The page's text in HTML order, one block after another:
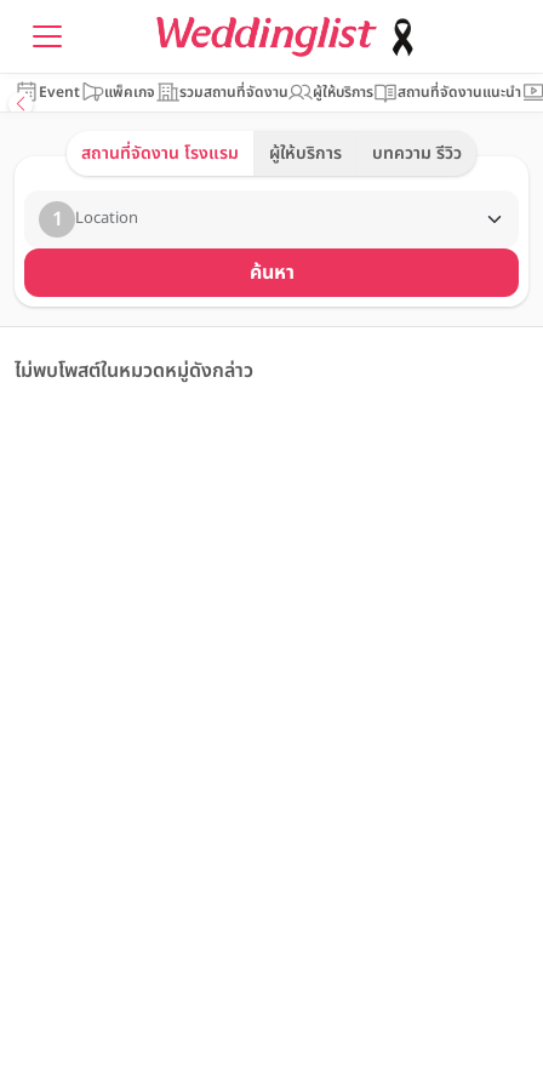
Event แพ็คเกจ รวมสถานที่จัดงาน ผู้ให้บริการ สถานที่จัดงานแนะนำ
สถานที่จัดงาน โรงแรม ผู้ให้บริการ บทความ รีวิว
1 Location
ค้นหา
ไม่พบโพสต์ในหมวดหมู่ดังกล่าว